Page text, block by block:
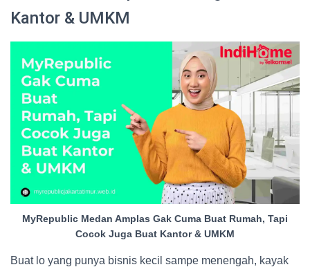
Kantor & UMKM
MyRepublic Medan Amplas Gak Cuma Buat Rumah, Tapi
Cocok Juga Buat Kantor & UMKM
Buat lo yang punya bisnis kecil sampe menengah, kayak